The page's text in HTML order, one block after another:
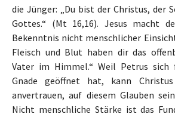
die Jünger: „Du bist der Christus, der
Gottes.“ (Mt 16,16). Jesus macht
Bekenntnis nicht menschlicher
Fleisch und Blut haben dir das
Vater im Himmel.“ Weil Petrus sich
Gnade geöffnet hat, kann
anvertrauen, auf diesem Glauben
Nicht menschliche Stärke ist das